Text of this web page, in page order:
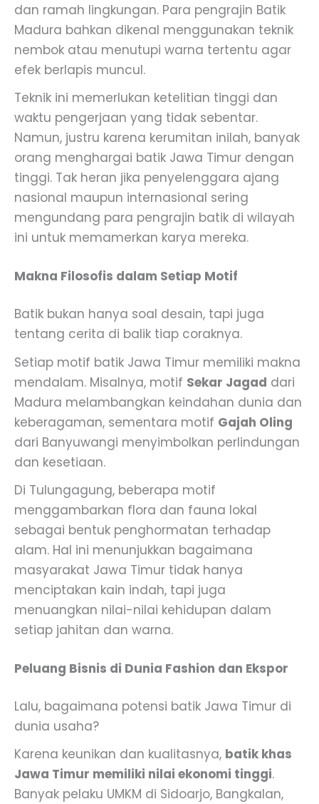
dan ramah lingkungan. Para pengrajin Batik
Madura bahkan dikenal menggunakan teknik
nembok atau menutupi warna tertentu agar
efek berlapis muncul.
Teknik ini memerlukan ketelitian tinggi dan
waktu pengerjaan yang tidak sebentar.
Namun, justru karena kerumitan inilah, banyak
orang menghargai batik Jawa Timur dengan
tinggi. Tak heran jika penyelenggara ajang
nasional maupun internasional sering
mengundang para pengrajin batik di wilayah
ini untuk memamerkan karya mereka.
Makna Filosofis dalam Setiap Motif
Batik bukan hanya soal desain, tapi juga
tentang cerita di balik tiap coraknya.
Setiap motif batik Jawa Timur memiliki makna
mendalam. Misalnya, motif Sekar Jagad dari
Madura melambangkan keindahan dunia dan
keberagaman, sementara motif Gajah Oling
dari Banyuwangi menyimbolkan perlindungan
dan kesetiaan.
Di Tulungagung, beberapa motif
menggambarkan flora dan fauna lokal
sebagai bentuk penghormatan terhadap
alam. Hal ini menunjukkan bagaimana
masyarakat Jawa Timur tidak hanya
menciptakan kain indah, tapi juga
menuangkan nilai-nilai kehidupan dalam
setiap jahitan dan warna.
Peluang Bisnis di Dunia Fashion dan Ekspor
Lalu, bagaimana potensi batik Jawa Timur di
dunia usaha?
Karena keunikan dan kualitasnya, batik khas
Jawa Timur memiliki nilai ekonomi tinggi.
Banyak pelaku UMKM di Sidoarjo, Bangkalan,